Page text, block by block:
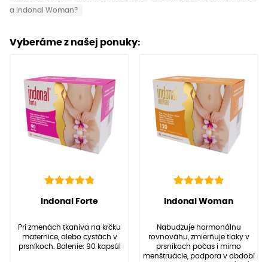
a Indonal Woman?
Vyberáme z našej ponuky:
4.91
základe
zákazníckych
recenzií
(142recenzií
Indonal Forte
Pri zmenách tkaniva na krčku
maternice, alebo cystách v
prsníkoch. Balenie: 90 kapsúl
4.97
základe
zákazníckych
recenzií
recenzií zákazníkov)
Indonal Woman
Nabudzuje hormonálnu
rovnováhu, zmierňuje tlaky v
prsníkoch počas i mimo
menštruácie, podpora v období